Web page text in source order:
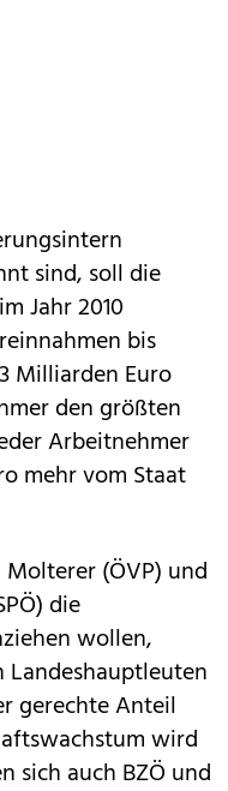
sind, soll die
Jahr 2010
bis
Milliarden Euro
den größten
Arbeitnehmer
mehr vom Staat
(ÖVP) und
die
wollen,
gerechte Anteil
wird
sich auch BZÖ und